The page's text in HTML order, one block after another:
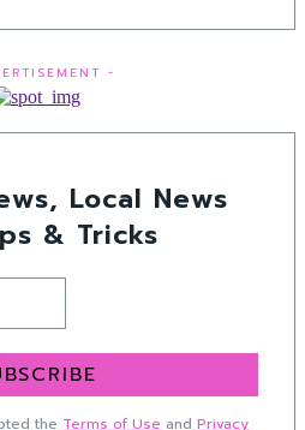
-
Local News
& Tricks
the Terms of Use and Privacy